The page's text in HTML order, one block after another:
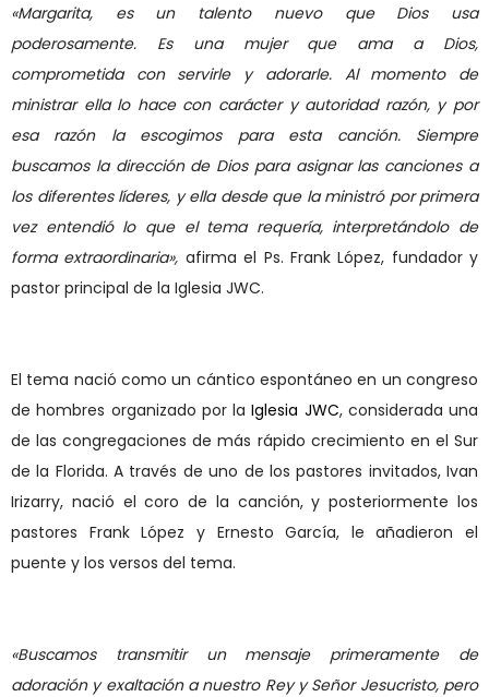
«Margarita, es un talento nuevo que Dios usa
poderosamente. Es una mujer que ama a Dios,
comprometida con servirle y adorarle. Al momento de
ministrar ella lo hace con carácter y autoridad razón, ypor
esa razón la escogimos para esta canción. Siempre
buscamos la dirección de Dios para asignar las canciones a
los diferentes líderes, y ella desde que la ministró por primera
vez entendió lo que el tema requería,interpretándolo de
forma extraordinaria», afirmael Ps. Frank López, fundador y
pastor principal de la Iglesia JWC.
El tema naciócomo un cántico espontáneo en un congreso
de hombres organizado por laIglesia JWC, considerada una
de las congregaciones de más rápido crecimiento en el Sur
de la Florida. A través de uno de los pastores invitados,Ivan
Irizarry, nació el coro de la canción, yposteriormentelos
pastores Frank López y Ernesto García, leañadieron el
puente y los versos del tema.
«Buscamos transmitir un mensaje primeramente de
adoración y exaltación a nuestro Rey y Señor Jesucristo, pero